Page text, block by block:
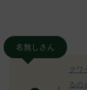
名無しさん
クワ
るの